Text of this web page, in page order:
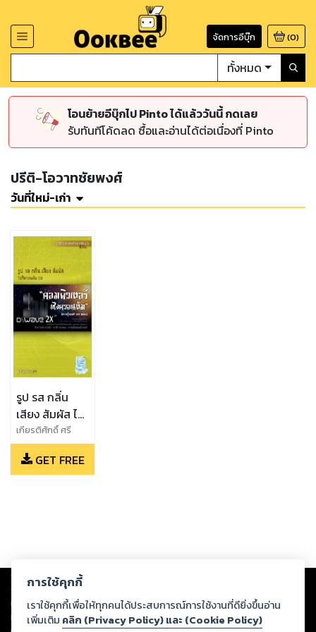
จัดการอีบุ๊ก (0)
ทั้งหมด
โอนย้ายอีบุ๊กไป Pinto ได้แล้ววันนี้ กดเลย
รับทันทีโค้ดลด ซื้อและอ่านได้ต่อเนื่องที่ Pinto
ปรีติ-โอวาทชัยพงศ์
วันที่ใหม่-เก่า
รูป รส กลิ่น
เสียง สัมผัส ไอ
ทีควอนตัม (๓):
คอมพิวเตอร์
เชิงควอนตัม
เกียรติศักดิ์ ศรี
พิมานวัฒน์
(บรรณาธิการ), จิร
วัฒน์ ตั้งปณิธาน
กร แก้วอ่วม, สุวิทย์
GET FREE
Copyright © 2026
ต่อผลงานหรือเนื้อหาใดที่อัปโหลดผ่านเว็บไซต์และปรากฏว่าละเมิดสิทธิใน
ทรัพย์สินทางปัญญาของบุคคลอื่นหรือขัดต่อกฎหมายและศีลธรรม ดังนั้น ผู้อ่าน
ทุกท่านโปรดใช้วิจารณญาณในการกลั่นกรองด้วยตนเอง และหากท่านพบว่าส่วน
การใช้คุกกี้
เราใช้คุกกี้เพื่อให้ทุกคนได้ประสบการณ์การใช้งานที่ดียิ่งขึ้นอ่าน
เพิ่มเติม คลิก (Privacy Policy) และ (Cookie Policy)